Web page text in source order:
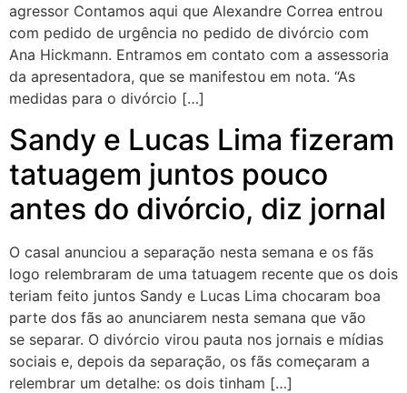
agressor Contamos aqui que Alexandre Correa entrou
com pedido de urgência no pedido de divórcio com
Ana Hickmann. Entramos em contato com a assessoria
da apresentadora, que se manifestou em nota. “As
medidas para o divórcio […]
Sandy e Lucas Lima fizeram
tatuagem juntos pouco
antes do divórcio, diz jornal
O casal anunciou a separação nesta semana e os fãs
logo relembraram de uma tatuagem recente que os dois
teriam feito juntos Sandy e Lucas Lima chocaram boa
parte dos fãs ao anunciarem nesta semana que vão
se separar. O divórcio virou pauta nos jornais e mídias
sociais e, depois da separação, os fãs começaram a
relembrar um detalhe: os dois tinham […]